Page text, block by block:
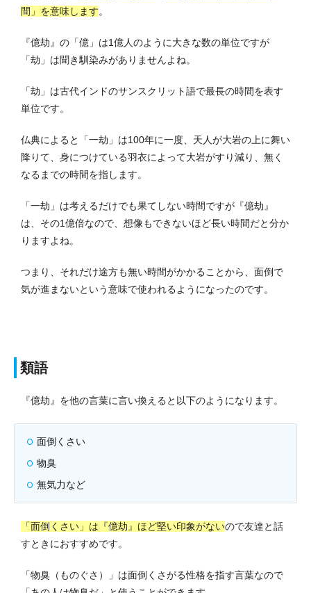
間」を意味します。
『億劫』の「億」は1億人のように大きな数の単位ですが
「劫」は聞き馴染みがありませんよね。
「劫」は古代インドのサンスクリット語で最長の時間を表す
単位です。
仏典によると「一劫」は100年に一度、天人が大岩の上に舞い
降りて、身につけている羽衣によって大岩がすり減り、無く
なるまでの時間を指します。
「一劫」は考えるだけでも果てしない時間ですが『億劫』
は、その1億倍なので、想像もできないほど長い時間だと分か
りますよね。
つまり、それだけ途方も無い時間がかかることから、面倒で
気が進まないという意味で使われるようになったのです。
類語
『億劫』を他の言葉に言い換えると以下のようになります。
面倒くさい
物臭
無気力など
「面倒くさい」は『億劫』ほど堅い印象がないので友達と話
すときにおすすめです。
「物臭（ものぐさ）」は面倒くさがる性格を指す言葉なので